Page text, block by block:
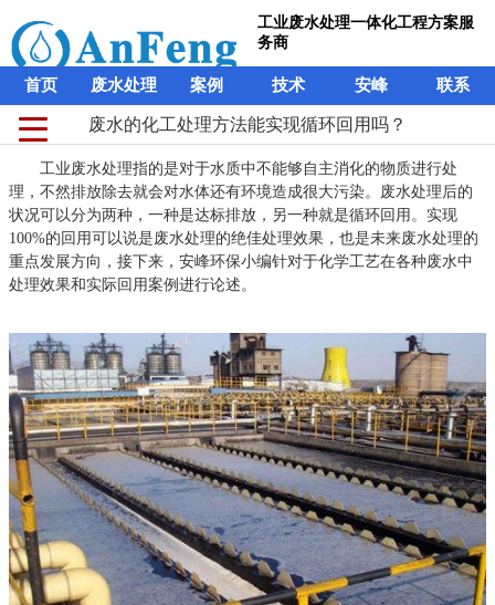
工业废水处理一体化工程方案服
务商
首页 废水处理 案例 技术 安峰 联系
废水的化工处理方法能实现循环回用吗？
工业废水处理指的是对于水质中不能够自主消化的物质进行处
理，不然排放除去就会对水体还有环境造成很大污染。废水处理后的
状况可以分为两种，一种是达标排放，另一种就是循环回用。实现
100%的回用可以说是废水处理的绝佳处理效果，也是未来废水处理的
重点发展方向，接下来，安峰环保小编针对于化学工艺在各种废水中
处理效果和实际回用案例进行论述。